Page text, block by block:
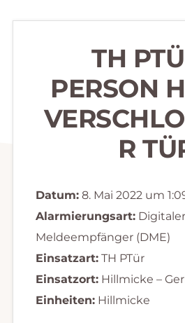
TH
PERSON
R
Datum:8. Mai 2022 um
Alarmierungsart:Digitaler
Meldeempfänger (DME)
Einsatzart:TH PTür
Einsatzort:Hillmicke –
Einheiten:Hillmicke